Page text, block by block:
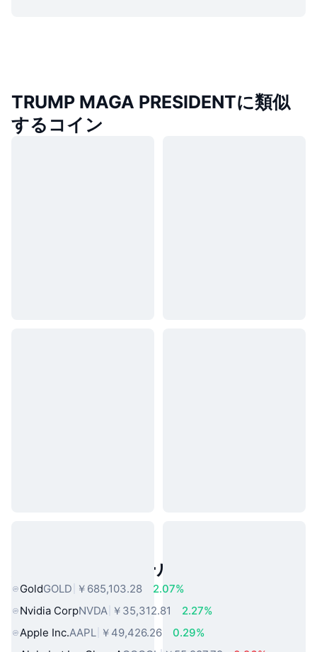
TRUMP MAGA PRESIDENTに類似
するコイン
人気のリアルワールドアセット
GoldGOLD ￥685,103.28
2.07%
Nvidia CorpNVDA ￥35,312.81
2.27%
Apple Inc.AAPL ￥49,426.26
0.29%